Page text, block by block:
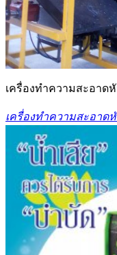
เครื่องทำความสะอาด
เครื่องทำความสะอาด